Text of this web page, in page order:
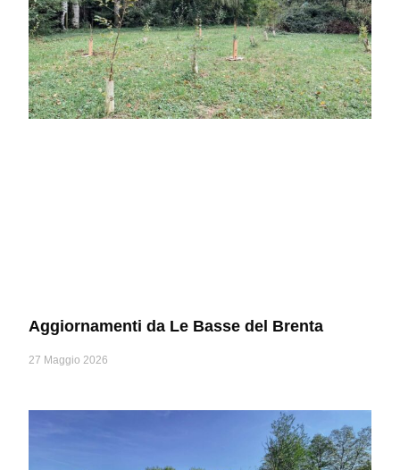
Aggiornamenti da Le Basse del Brenta
27 Maggio 2026